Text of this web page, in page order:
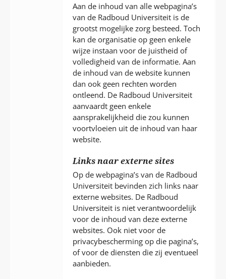
Aan de inhoud van alle webpagina’s
van de Radboud Universiteit is de
grootst mogelijke zorg besteed. Toch
kan de organisatie op geen enkele
wijze instaan voor de juistheid of
volledigheid van de informatie. Aan
de inhoud van de website kunnen
dan ook geen rechten worden
ontleend. De Radboud Universiteit
aanvaardt geen enkele
aansprakelijkheid die zou kunnen
voortvloeien uit de inhoud van haar
website.
Links naar externe sites
Op de webpagina’s van de Radboud
Universiteit bevinden zich links naar
externe websites. De Radboud
Universiteit is niet verantwoordelijk
voor de inhoud van deze externe
websites. Ook niet voor de
privacybescherming op die pagina’s,
of voor de diensten die zij eventueel
aanbieden.